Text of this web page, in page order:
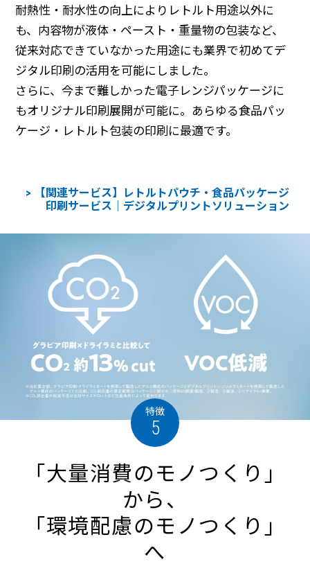
耐熱性・耐水性の向上によりレトルト用途以外に
も、内容物が液体・ペースト・重量物の包装など、
従来対応できていなかった用途にも業界で初めてデ
ジタル印刷の活用を可能にしました。
さらに、今まで難しかった電子レンジパッケージに
もオリジナル印刷展開が可能に。あらゆる食品パッ
ケージ・レトルト包装の印刷に最適です。
【関連サービス】レトルトパウチ・食品パッケージ
印刷サービス｜デジタルプリントソリューション
特徴
5
「大量消費のモノつくり」
から、
「環境配慮のモノつくり」
へ